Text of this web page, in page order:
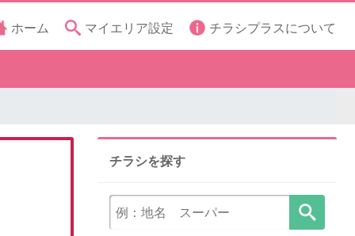
ホーム マイエリア設定 チラシプラスについて
チラシを探す